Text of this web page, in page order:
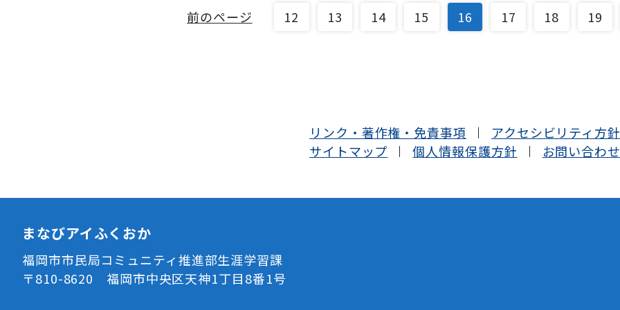
前のページ 12 13 14 15 16 17 18 19
リンク・著作権・免責事項
アクセシビリティ方針
サイトマップ
個人情報保護方針 お問い合わせ
まなびアイふくおか
福岡市市民局コミュニティ推進部生涯学習課
〒810-8620 福岡市中央区天神1丁目8番1号